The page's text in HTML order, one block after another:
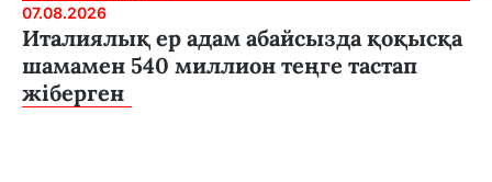
07.08.2026
Италиялық ер адам абайсызда қоқысқа
шамамен 540 миллион теңге тастап
жіберген